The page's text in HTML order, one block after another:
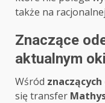
także na
Znaczące
aktualnym
Wśród
się transfer